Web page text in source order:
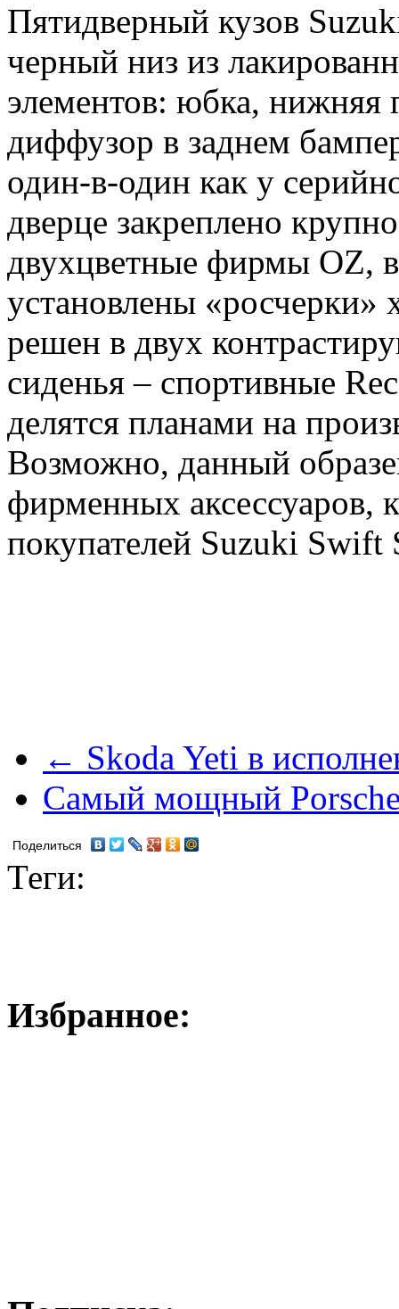
Пятидверный кузов
черный низ из
элементов: юбка, нижняя
диффузор в заднем
один-в-один как у
дверце закреплено
двухцветные фирмы OZ,
установлены «росчерки»
решен в двух
сиденья – спортивные
делятся планами на
Возможно, данный
фирменных аксессуаров,
покупателей Suzuki Swift
← Skoda Yeti в
Самый мощный
Поделиться
Теги:
Избранное: